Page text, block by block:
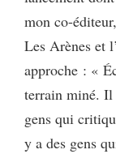
mon co-
Les Arènes et
approche : «
terrain miné. Il
gens qui
y a des gens